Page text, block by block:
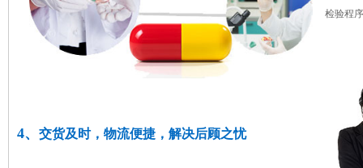
检验程
4、 交货及时，物流便捷，解决后顾之忧